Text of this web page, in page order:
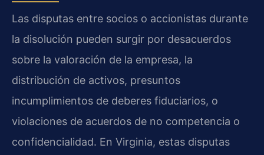
Las disputas entre socios o accionistas durante
la disolución pueden surgir por desacuerdos
sobre la valoración de la empresa, la
distribución de activos, presuntos
incumplimientos de deberes fiduciarios, o
violaciones de acuerdos de no competencia o
confidencialidad. En Virginia, estas disputas